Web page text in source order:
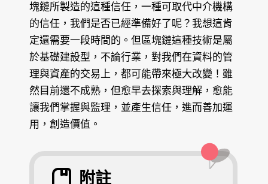
塊鏈所製造的這種信任，一種可取代中介機構
的信任，我們是否已經準備好了呢？我想這肯
定還需要一段時間的。但區塊鏈這種技術是屬
於基礎建設型，不論行業，對我們在資料的管
理與資產的交易上，都可能帶來極大改變！雖
然目前還不成熟，但愈早去探索與理解，愈能
讓我們掌握與監理，並產生信任，進而善加運
用，創造價值。
附註